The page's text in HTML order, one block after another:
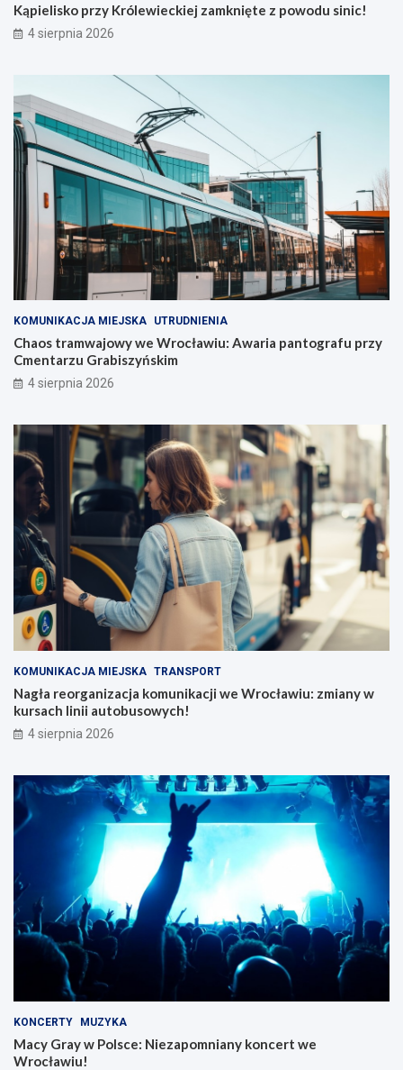
Kąpielisko przy Królewieckiej zamknięte z powodu sinic!
4 sierpnia 2026
KOMUNIKACJA MIEJSKA UTRUDNIENIA
Chaos tramwajowy we Wrocławiu: Awaria pantografu przy
Cmentarzu Grabiszyńskim
4 sierpnia 2026
KOMUNIKACJA MIEJSKA TRANSPORT
Nagła reorganizacja komunikacji we Wrocławiu: zmiany w
kursach linii autobusowych!
4 sierpnia 2026
KONCERTY MUZYKA
Macy Gray w Polsce: Niezapomniany koncert we
Wrocławiu!